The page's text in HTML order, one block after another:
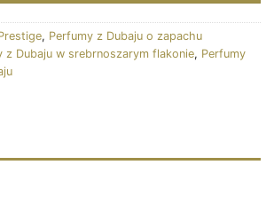
, Perfumy z Dubaju o zapachu
z Dubaju w srebrnoszarym flakonie, Perfumy